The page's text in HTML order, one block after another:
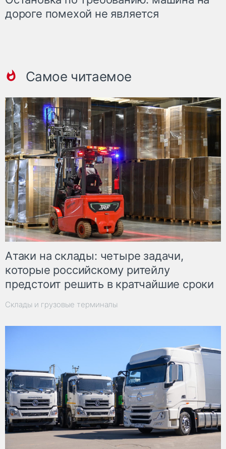
дороге помехой не является
Самое читаемое
Атаки на склады: четыре задачи,
которые российскому ритейлу
предстоит решить в кратчайшие сроки
Склады и грузовые терминалы